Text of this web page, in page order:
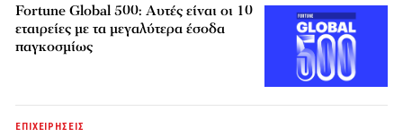
Fortune Global 500: Αυτές είναι οι 10
εταιρείες με τα μεγαλύτερα έσοδα
παγκοσμίως
ΕΠΙΧΕΙΡΗΣΕΙΣ